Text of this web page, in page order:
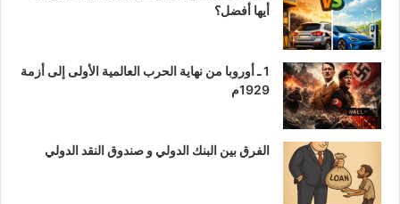
أيها أفضل؟
1 ـ أوروبا من نهاية الحرب العالمية الأولى إلى أزمة
1929م
الفرق بين البنك الدولي و صندوق النقد الدولي